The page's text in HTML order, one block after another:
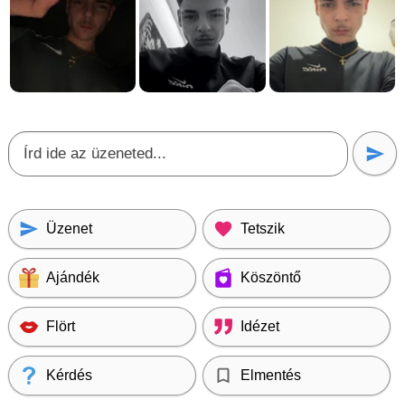
Üzenet Tetszik
Ajándék Köszöntő
Flört Idézet
Kérdés Elmentés